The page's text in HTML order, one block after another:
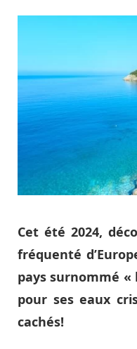
Cet été 2024,
fréquenté
pays surnommé «
pour ses eaux
cachés!